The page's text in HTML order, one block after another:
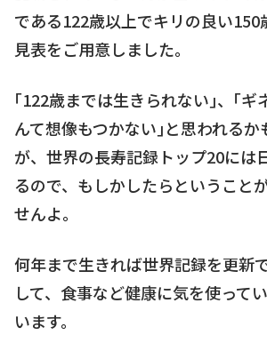
である122歳以上でキリの良い150
見表をご用意しました。
｢122歳までは生きられない｣、｢ギ
んて想像もつかない｣と思われるか
が、世界の長寿記録トップ20には
るので、もしかしたらということ
せんよ。
何年まで生きれば世界記録を更新
して、食事など健康に気を使って
います。